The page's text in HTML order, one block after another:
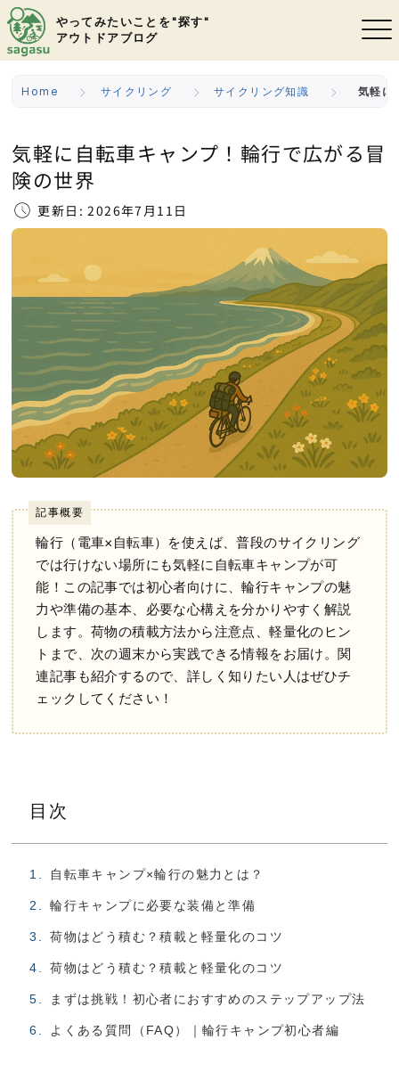
やってみたいことを"探す"
アウトドアブログ
Home サイクリング サイクリング知識 気軽に
気軽に自転車キャンプ！輪行で広がる冒
険の世界
更新日: 2026年7月11日
記事概要
輪行（電車×自転車）を使えば、普段のサイクリング
では行けない場所にも気軽に自転車キャンプが可
能！この記事では初心者向けに、輪行キャンプの魅
力や準備の基本、必要な心構えを分かりやすく解説
します。荷物の積載方法から注意点、軽量化のヒン
トまで、次の週末から実践できる情報をお届け。関
連記事も紹介するので、詳しく知りたい人はぜひチ
ェックしてください！
目次
自転車キャンプ×輪行の魅力とは？
輪行キャンプに必要な装備と準備
荷物はどう積む？積載と軽量化のコツ
荷物はどう積む？積載と軽量化のコツ
まずは挑戦！初心者におすすめのステップアップ法
よくある質問（FAQ）｜輪行キャンプ初心者編